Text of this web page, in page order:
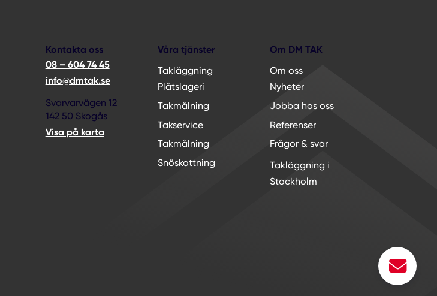
Kontakta oss
08 – 604 74 45
info@dmtak.se
Svarvarvägen 12
142 50 Skogås
Visa på karta
Våra tjänster
Takläggning
Plåtslageri
Takmålning
Takservice
Takmålning
Snöskottning
Om DM TAK
Om oss
Nyheter
Jobba hos oss
Referenser
Frågor & svar
Takläggning i
Stockholm